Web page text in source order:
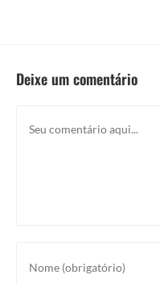
Deixe um comentário
seu